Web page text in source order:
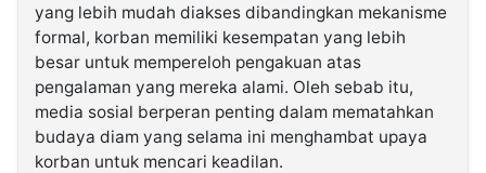
yang lebih mudah diakses dibandingkan mekanisme
formal, korban memiliki kesempatan yang lebih
besar untuk mempereloh pengakuan atas
pengalaman yang mereka alami. Oleh sebab itu,
media sosial berperan penting dalam mematahkan
budaya diam yang selama ini menghambat upaya
korban untuk mencari keadilan.